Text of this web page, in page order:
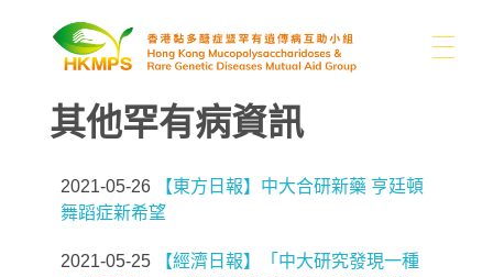
香港黏多醣症暨罕有遺傳病互助小組
關於我們
關於我們
我們的困難
認識醣豆豆
其他罕有病資訊
2021-05-26
【東方日報】中大合研新藥 亨廷頓
舞蹈症新希望
2021-05-25
【經濟日報】「中大研究發現一種